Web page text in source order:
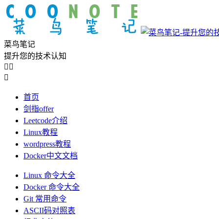
菜鸟笔记
提升您的技术认知
 

首页
剑指offer
Leetcode介绍
Linux教程
wordpress教程
Docker中文文档
Linux 命令大全
Docker 命令大全
Git 常用命令
ASCII码对照表